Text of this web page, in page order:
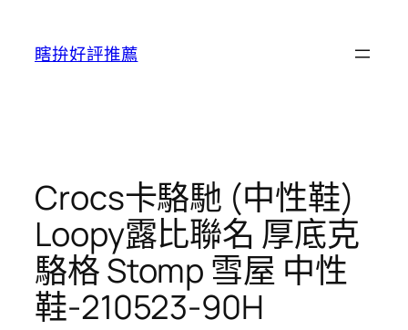
瞎拚好評推薦
Crocs卡駱馳 (中性鞋)
Loopy露比聯名 厚底克
駱格 Stomp 雪屋 中性
鞋-210523-90H